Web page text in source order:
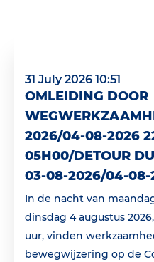
31 July 2026 10:51
OMLEIDING DOOR
2026/04-08-2026
05H00/DETOUR
03-08-2026/04-08-
In de nacht van
dinsdag 4 augustus
uur, vinden
bewegwijzering op de